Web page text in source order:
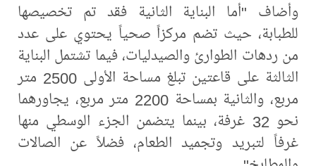
وأضاف "أما البناية الثانية فقد تم تخصيصها
للطبابة، حيث تضم مركزاً صحياً يحتوي على عدد
من ردهات الطوارئ والصيدليات، فيما تشتمل البناية
الثالثة على قاعتين تبلغ مساحة الأولى 2500 متر
مربع، والثانية بمساحة 2200 متر مربع، يجاورهما
نحو 32 غرفة، بينما يتضمن الجزء الوسطي منها
غرفاً لتبريد وتجميد الطعام، فضلاً عن الصالات